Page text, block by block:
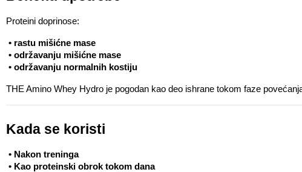
Proteini doprinose:
• rastu mišićne mase
• održavanju mišićne mase
• održavanju normalnih kostiju
THE Amino Whey Hydro je pogodan kao deo ishrane tokom faze
Kada se koristi
• Nakon treninga
• Kao proteinski obrok tokom dana